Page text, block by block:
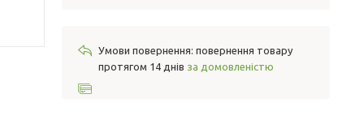
повернення товару
протягом 14 днів за домовленістю